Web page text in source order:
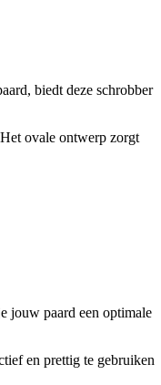
biedt deze schrobber
ovale ontwerp zorgt
jouw paard een optimale
en prettig te gebruiken